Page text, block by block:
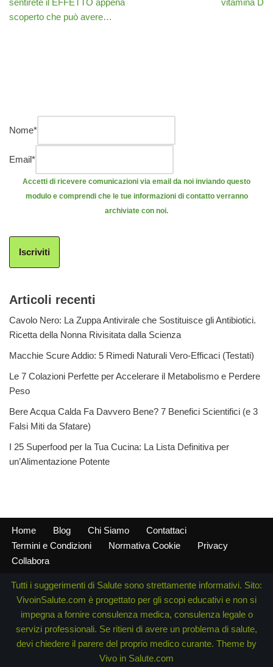
sentirete il EFFETTO appena
scoperto che può avere…
vitamina D
Nome*
Email*
Accetti di ricevere comunicazioni via email da noi inviando questo
modulo e comprendi che le tue informazioni di contatto verranno
archiviate con noi.
Iscriviti
Articoli recenti
Cavolo Nero: La Zuppa Antivirale che Sostituisce gli Antibiotici.
Ricetta della Nonna Rivisitata dalla Scienza
Macchie Scure Addio: 5 Rimedi Naturali Vero-Efficaci (Testati)
Le 7 Colazioni Perfette per Accelerare il Metabolismo e Perdere
Peso
Bere Acqua Calda Fa Davvero Bene? 7 Benefici Scientifici (e 3
Falsi Miti da Sfatare)
I 25 Superfood per la Tua Cucina: La Lista Definitiva per
un’Alimentazione Potente
Home Blog Chi Siamo
Contattaci
Termini e Condizioni
Normativa Cookie
Privacy
Collabora
Tutti i suggerimenti di Salute sono strettamente informativi. Sito:
VivoinSalute.com è progettato per gli scopi educativi e non si
impegna a fornire consulenza medica, consulenza legale o
servizi professionali. Se ritieni di avere un problema di salute,
devi chiedere il parere del proprio medico curante. Theme by
Vivo in Salute.com